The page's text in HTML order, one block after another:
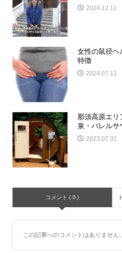
2024.12.11
女性の鼠径ヘ
特徴
2024.07.11
那須高原エリ
泉・バレルサ
2023.07.31
コメント ( 0 )
この記事へのコメントはありません。